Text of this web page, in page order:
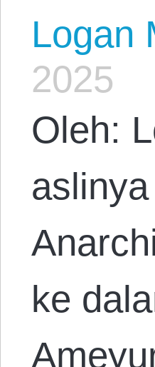
Logan
2025
Oleh:
ke